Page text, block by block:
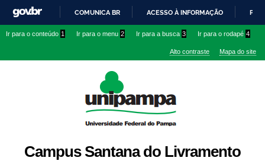
conteúdo
IR
O
COMUNICA BR ACESSO À INFORMAÇÃO
Ir para o conteúdo 1 Ir para o menu 2 Ir para a busca 3 Ir para o rodapé 4
Alto contraste Mapa do site
Campus Santana do Livramento